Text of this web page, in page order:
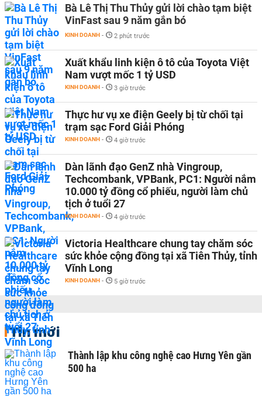
Bà Lê Thị Thu Thủy gửi lời chào tạm biệt
VinFast sau 9 năm gắn bó
KINH DOANH - 2 phút trước
Xuất khẩu linh kiện ô tô của Toyota Việt
Nam vượt mốc 1 tỷ USD
KINH DOANH - 3 giờ trước
Thực hư vụ xe điện Geely bị từ chối tại
trạm sạc Ford Giải Phóng
KINH DOANH - 4 giờ trước
Dàn lãnh đạo GenZ nhà Vingroup,
Techcombank, VPBank, PC1: Người nắm
10.000 tỷ đồng cổ phiếu, người làm chủ
tịch ở tuổi 27
KINH DOANH - 4 giờ trước
Victoria Healthcare chung tay chăm sóc
sức khỏe cộng đồng tại xã Tiên Thủy, tỉnh
Vĩnh Long
KINH DOANH - 5 giờ trước
Tin mới
Thành lập khu công nghệ cao Hưng Yên gần
500 ha